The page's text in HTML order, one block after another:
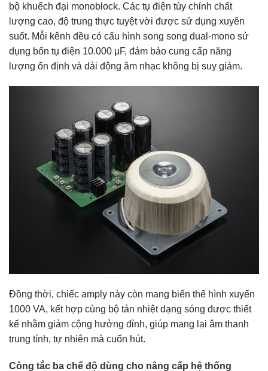
bộ khuếch đại monoblock. Các tụ điện tùy chỉnh chất
lượng cao, độ trung thực tuyệt vời được sử dụng xuyên
suốt. Mỗi kênh đều có cấu hình song song dual-mono sử
dụng bốn tụ điện 10.000 μF, đảm bảo cung cấp năng
lượng ổn định và dải động âm nhạc không bị suy giảm.
Đồng thời, chiếc amply này còn mang biến thế hình xuyến
1000 VA, kết hợp cùng bộ tản nhiệt dạng sóng được thiết
kế nhằm giảm cộng hưởng đỉnh, giúp mang lại âm thanh
trung tính, tự nhiên mà cuốn hút.
Công tắc ba chế độ dùng cho nâng cấp hệ thống